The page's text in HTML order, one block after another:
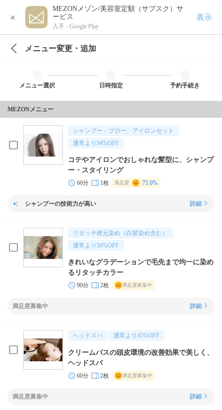
×
MEZONメゾン/美容室定額（サブスク）サ
ービス
入手 - Google Play
表示
メニュー変更・追加
メニュー選択 日時指定 予約手続き
MEZONメニュー
シャンプー・ブロー、アイロンセット
通常より 34%OFF
コテやアイロンでおしゃれな髪型に、シャンプ
ー・スタイリング
60分 1枚 満足度 75.0%
シャンプーの技術力が高い 詳細
リタッチ根元染め（白髪染め含む）
通常より 50%OFF
きれいなグラデーションで毛先まで均一に染め
るリタッチカラー
90分 2枚 満足度募集中
満足度募集中 詳細
ヘッドスパ 通常より 45%OFF
クリームバスの頭皮環境の改善効果で美しく、
ヘッドスパ
60分 2枚 満足度募集中
満足度募集中 詳細